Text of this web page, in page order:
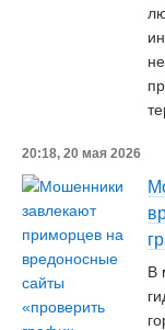
20:18, 20 мая 2026
В